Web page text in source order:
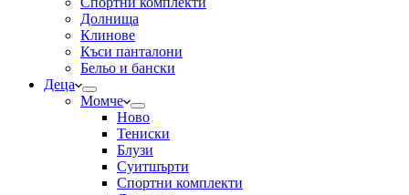
Долнища
Клинове
Къси панталони
Бельо и бански
Деца
Момче
Ново
Тениски
Блузи
Суитшърти
Спортни комплекти